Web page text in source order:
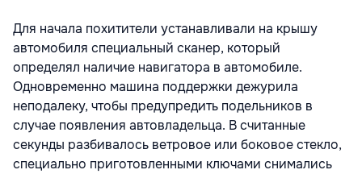
Для начала похитители устанавливали на крышу
автомобиля специальный сканер, который
определял наличие навигатора в автомобиле.
Одновременно машина поддержки дежурила
неподалеку, чтобы предупредить подельников в
случае появления автовладельца. В считанные
секунды разбивалось ветровое или боковое стекло,
специально приготовленными ключами снимались